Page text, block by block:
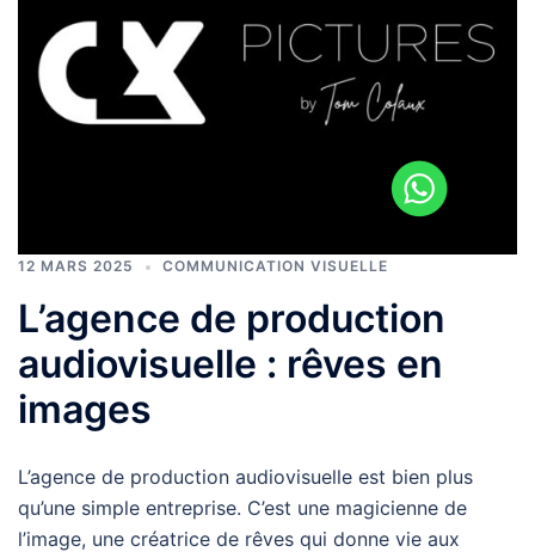
12 MARS 2025 COMMUNICATION VISUELLE
L’agence de production
audiovisuelle : rêves en
images
L’agence de production audiovisuelle est bien plus
qu’une simple entreprise. C’est une magicienne de
l’image, une créatrice de rêves qui donne vie aux